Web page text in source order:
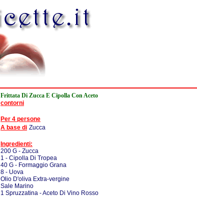
Frittata Di Zucca E Cipolla Con Aceto
contorni
Per 4 persone
A base di Zucca
Ingredienti:
200 G - Zucca
1 - Cipolla Di Tropea
40 G - Formaggio Grana
8 - Uova
Olio D'oliva Extra-vergine
Sale Marino
1 Spruzzatina - Aceto Di Vino Rosso